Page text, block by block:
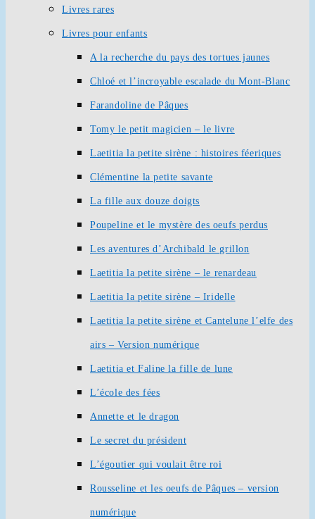
Livres rares
Livres pour enfants
A la recherche du pays des tortues jaunes
Chloé et l’incroyable escalade du Mont-Blanc
Farandoline de Pâques
Tomy le petit magicien – le livre
Laetitia la petite sirène : histoires féeriques
Clémentine la petite savante
La fille aux douze doigts
Poupeline et le mystère des oeufs perdus
Les aventures d’Archibald le grillon
Laetitia la petite sirène – le renardeau
Laetitia la petite sirène – Iridelle
Laetitia la petite sirène et Cantelune l’elfe des
airs – Version numérique
Laetitia et Faline la fille de lune
L’école des fées
Annette et le dragon
Le secret du président
L’égoutier qui voulait être roi
Rousseline et les oeufs de Pâques – version
numérique